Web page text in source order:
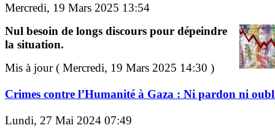
Mercredi, 19 Mars 2025 13:54
Nul besoin de longs discours pour dépeindre
la situation.
Mis à jour ( Mercredi, 19 Mars 2025 14:30 )
Crimes contre l’Humanité à Gaza : Ni pardon ni
Lundi, 27 Mai 2024 07:49